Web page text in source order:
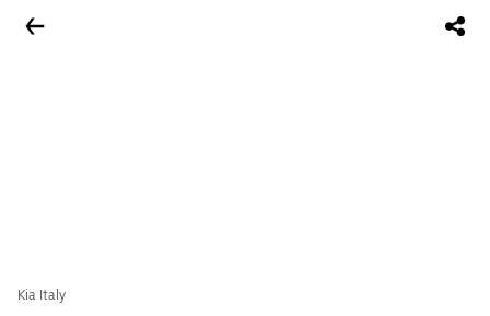
Kia Italy